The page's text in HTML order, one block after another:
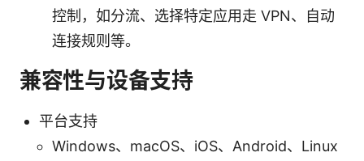
控制，如分流、选择特定应用走 VPN、自动
连接规则等。
兼容性与设备支持
平台支持
Windows、macOS、iOS、Android、Linux